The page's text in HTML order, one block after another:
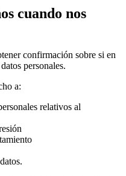
cuando nos
confirmación sobre si en
personales.
a:
relativos al